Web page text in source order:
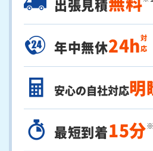
出張見積
年中無休24h対応
安心の自社対応明
最短到着15分